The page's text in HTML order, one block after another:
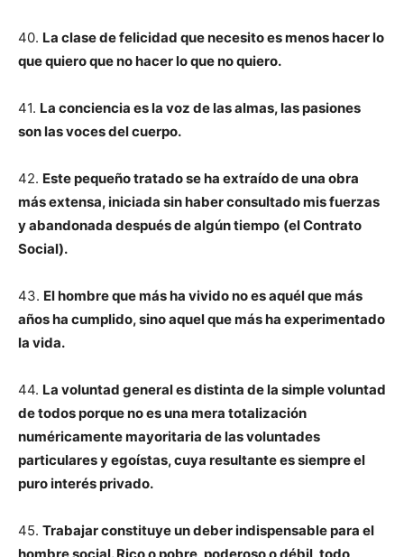
40. La clase de felicidad que necesito es menos hacer lo
que quiero que no hacer lo que no quiero.
41. La conciencia es la voz de las almas, las pasiones
son las voces del cuerpo.
42. Este pequeño tratado se ha extraído de una obra
más extensa, iniciada sin haber consultado mis fuerzas
y abandonada después de algún tiempo (el Contrato
Social).
43. El hombre que más ha vivido no es aquél que más
años ha cumplido, sino aquel que más ha experimentado
la vida.
44. La voluntad general es distinta de la simple voluntad
de todos porque no es una mera totalización
numéricamente mayoritaria de las voluntades
particulares y egoístas, cuya resultante es siempre el
puro interés privado.
45. Trabajar constituye un deber indispensable para el